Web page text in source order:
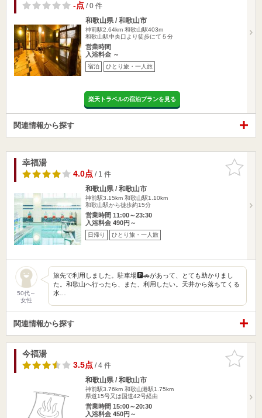
-点/ 0 件
和歌山県 / 和歌山市
神前駅2.64km 和歌山駅403m
和歌山駅中央口より徒歩にて５分
営業時間
入浴料金 ～
宿泊 ひとり旅・一人旅
楽天トラベルの宿泊プランを見る
関連情報から探す
お気に入
りに追加
幸福湯
4.0点/ 1 件
和歌山県 / 和歌山市
神前駅3.15km 和歌山駅1.10km
和歌山駅から徒歩約15分
営業時間 11:00～23:30
入浴料金 490円～
日帰り ひとり旅・一人旅
50代～
女性
旅先で利用しました。駐車場🅿️🚗があって、とても助かりまし
た。和歌山へ行ったら、また、利用したい。天井から落ちてくる
水…
関連情報から探す
お気に入
りに追加
今福湯
3.5点/ 4 件
和歌山県 / 和歌山市
神前駅3.76km 和歌山港駅1.75km
県道15号又は国道42号経由
営業時間 15:00～20:30
入浴料金 450円～